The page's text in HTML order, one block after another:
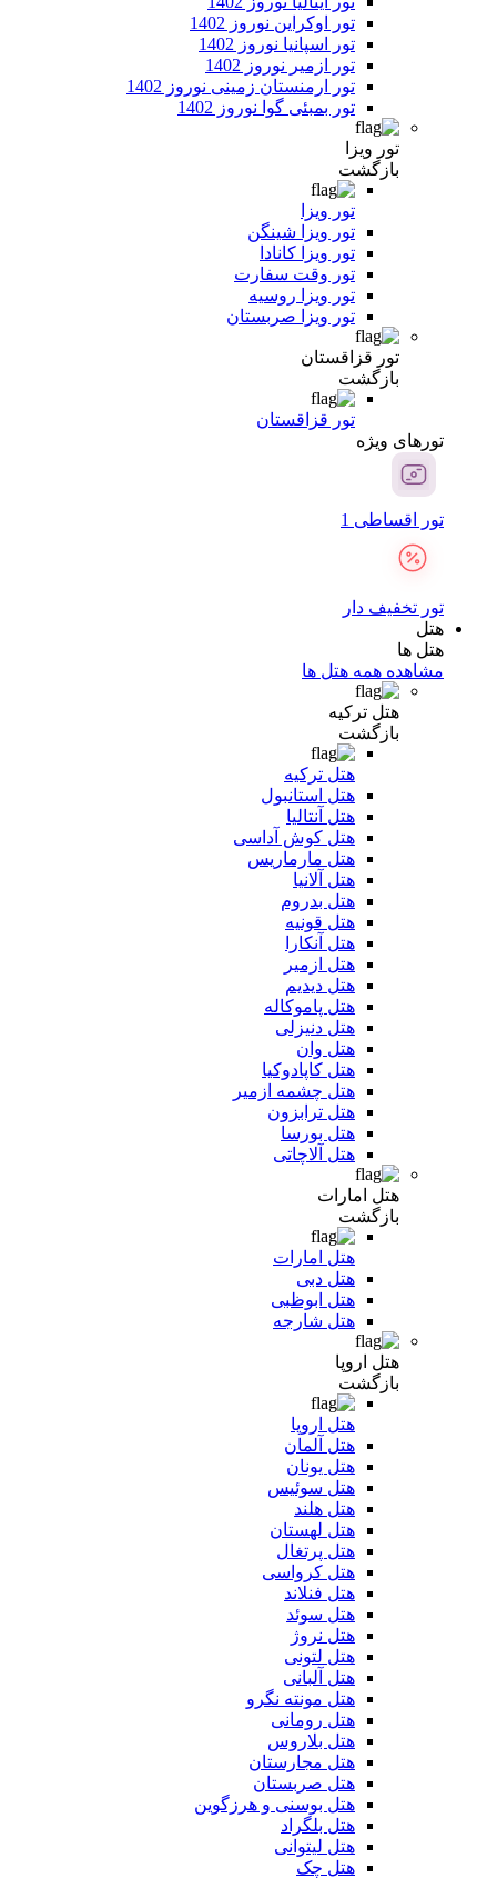
تور اوکراین نوروز 1402
تور اسپانیا نوروز 1402
تور ازمیر نوروز 1402
تور ارمنستان زمینی نوروز 1402
تور بمبئی گوا نوروز 1402
تور ویزا
بازگشت
تور ویزا
تور ویزا شینگن
تور ویزا کانادا
تور وقت سفارت
تور ویزا روسیه
تور ویزا صربستان
تور قزاقستان
بازگشت
تور قزاقستان
تور‌های ویژه
تور اقساطی 1
تور تخفیف دار
هتل
هتل ها
مشاهده همه هتل ها
هتل ترکیه
بازگشت
هتل ترکیه
هتل استانبول
هتل آنتالیا
هتل کوش آداسی
هتل مارماریس
هتل آلانیا
هتل بدروم
هتل قونیه
هتل آنکارا
هتل ازمیر
هتل دیدیم
هتل پاموکاله
هتل دنیزلی
هتل وان
هتل کاپادوکیا
هتل چشمه ازمیر
هتل ترابزون
هتل بورسا
هتل آلاچاتی
هتل امارات
بازگشت
هتل امارات
هتل دبی
هتل ابوظبی
هتل شارجه
هتل اروپا
بازگشت
هتل اروپا
هتل آلمان
هتل یونان
هتل سوئیس
هتل هلند
هتل لهستان
هتل پرتغال
هتل کرواسی
هتل فنلاند
هتل سوئد
هتل نروژ
هتل لتونی
هتل آلبانی
هتل مونته نگرو
هتل رومانی
هتل بلاروس
هتل مجارستان
هتل صربستان
هتل بوسنی و هرزگوین
هتل بلگراد
هتل لیتوانی
هتل چک